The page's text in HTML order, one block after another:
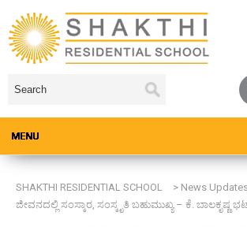
SHAKTHI RESIDENTIAL SCHOOL > News
ಜೀವನದಲ್ಲಿ ಸಂಸ್ಕಾರ, ಸಂಸ್ಕೃತಿ ಬಹುಮುಖ್ಯ – ಕೆ. ಬಾಲಕೃಷ್ಣ